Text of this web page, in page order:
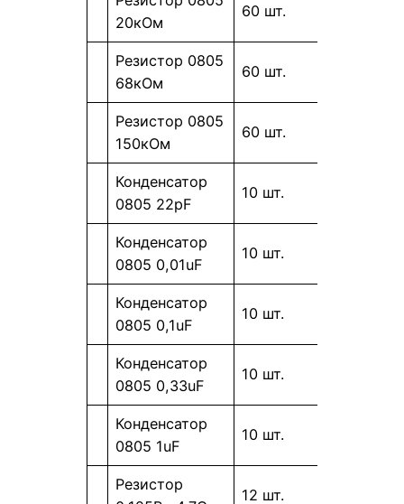
20кОм
60 шт.
Резистор 0805
68кОм
60 шт.
Резистор 0805
150кОм
60 шт.
Конденсатор
0805 22pF
10 шт.
Конденсатор
0805 0,01uF
10 шт.
Конденсатор
0805 0,1uF
10 шт.
Конденсатор
0805 0,33uF
10 шт.
Конденсатор
0805 1uF
10 шт.
Резистор
12 шт.